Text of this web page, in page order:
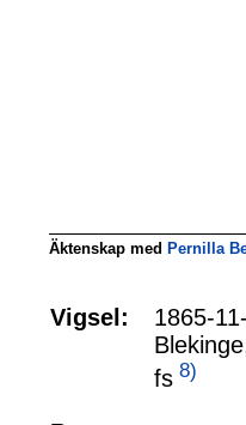
Äktenskap med Pernilla
Vigsel:
1865-
fs 8)